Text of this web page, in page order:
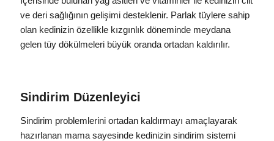
ve deri sağlığının gelişimi desteklenir. Parlak tüylere sahip
olan kedinizin özellikle kızgınlık döneminde meydana
gelen tüy dökülmeleri büyük oranda ortadan kaldırılır.
Sindirim Düzenleyici
Sindirim problemlerini ortadan kaldırmayı amaçlayarak
hazırlanan mama sayesinde kedinizin sindirim sistemi